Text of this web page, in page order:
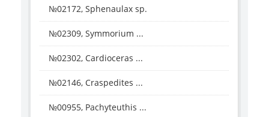
№02172, Sphenaulax sp.
№02309, Symmorium ...
№02302, Cardioceras ...
№02146, Craspedites ...
№00955, Pachyteuthis ...